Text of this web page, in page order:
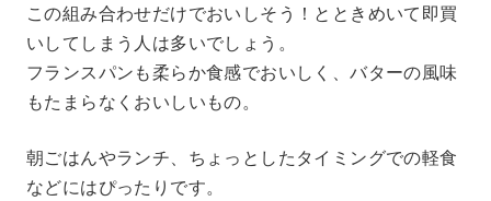
この組み合わせだけでおいしそう！とときめいて即買
いしてしまう人は多いでしょう。
フランスパンも柔らか食感でおいしく、バターの風味
もたまらなくおいしいもの。
朝ごはんやランチ、ちょっとしたタイミングでの軽食
などにはぴったりです。